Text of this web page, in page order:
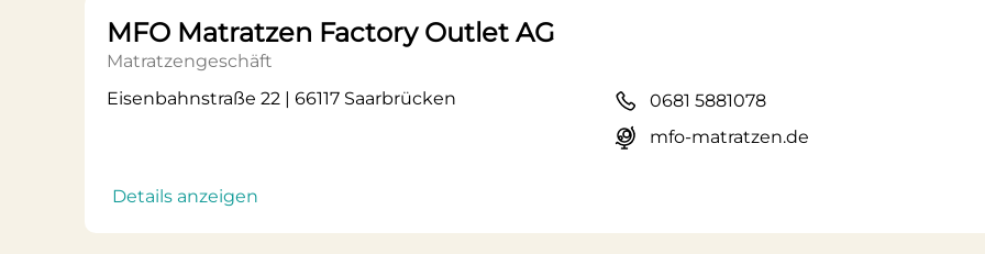
MFO Matratzen Factory Outlet AG
Matratzengeschäft
Eisenbahnstraße 22 | 66117 Saarbrücken
Details anzeigen
0681 5881078
mfo-matratzen.de